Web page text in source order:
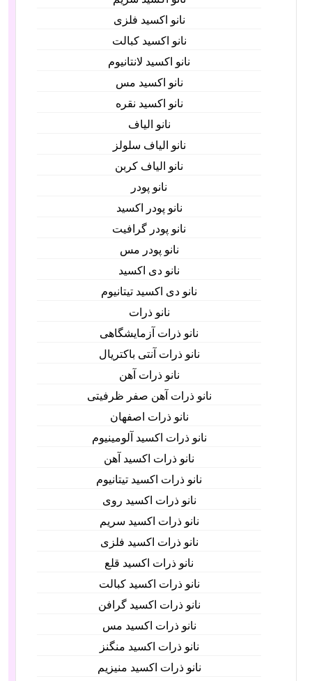
نانو اکسید فلزی
نانو اکسید کبالت
نانو اکسید لانتانیوم
نانو اکسید مس
نانو اکسید نقره
نانو الیاف
نانو الیاف سلولز
نانو الیاف کربن
نانو پودر
نانو پودر اکسید
نانو پودر گرافیت
نانو پودر مس
نانو دی اکسید
نانو دی اکسید تیتانیوم
نانو ذرات
نانو ذرات آزمایشگاهی
نانو ذرات آنتی باکتریال
نانو ذرات آهن
نانو ذرات آهن صفر ظرفیتی
نانو ذرات اصفهان
نانو ذرات اکسید آلومینیوم
نانو ذرات اکسید آهن
نانو ذرات اکسید تیتانیوم
نانو ذرات اکسید روی
نانو ذرات اکسید سریم
نانو ذرات اکسید فلزی
نانو ذرات اکسید قلع
نانو ذرات اکسید کبالت
نانو ذرات اکسید گرافن
نانو ذرات اکسید مس
نانو ذرات اکسید منگنز
نانو ذرات اکسید منیزیم